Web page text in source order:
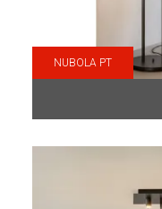
NUBOLA PT